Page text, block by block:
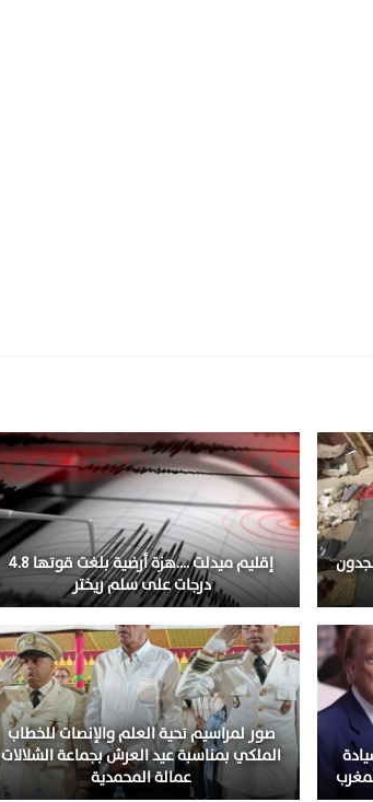
إقليم ميدلت ….هزة أرضية بلغت قوتها 4.8
درجات على سلم ريختر
صور لمراسيم تحية العلم والإنصات للخطاب
الملكي بمناسبة عيد العرش بجماعة الشلالات
عمالة المحمدية